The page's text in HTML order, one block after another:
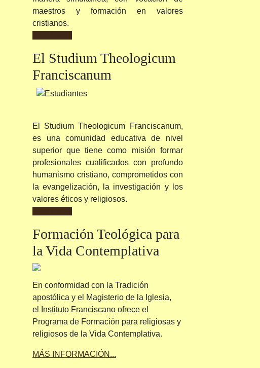
maestros y formación en valores
cristianos.
El Studium Theologicum
Franciscanum
El Studium Theologicum Franciscanum,
es una comunidad educativa de nivel
superior que tiene como misión formar
profesionales cualificados con profundo
humanismo cristiano, comprometidos con
la evangelización, la investigación y los
valores éticos y religiosos.
Formación Teológica para
la Vida Contemplativa
En conformidad con la Tradición
apostólica y el Magisterio de la Iglesia,
el Instituto Franciscano ofrece el
Programa de Formación para religiosas y
religiosos de la Vida Contemplativa.
MÁS INFORMACIÓN...